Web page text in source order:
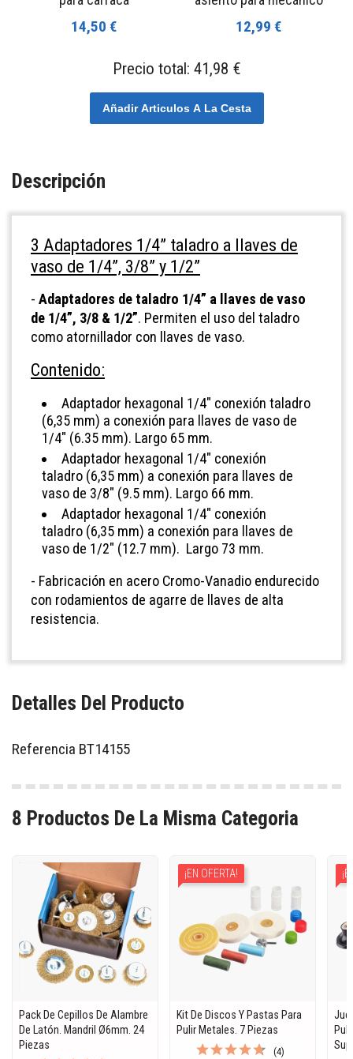
14,50 € 12,99 €
Precio total: 41,98 €
Añadir Articulos A La Cesta
Descripción
3 Adaptadores 1/4” taladro a llaves de
vaso de 1/4”, 3/8” y 1/2”
- Adaptadores de taladro 1/4” a llaves de vaso
de 1/4”, 3/8 & 1/2”. Permiten el uso del taladro
como atornillador con llaves de vaso.
Contenido:
Adaptador hexagonal 1/4" conexión taladro
(6,35 mm) a conexión para llaves de vaso de
1/4" (6.35 mm). Largo 65 mm.
Adaptador hexagonal 1/4" conexión
taladro (6,35 mm) a conexión para llaves de
vaso de 3/8" (9.5 mm). Largo 66 mm.
Adaptador hexagonal 1/4" conexión
taladro (6,35 mm) a conexión para llaves de
vaso de 1/2" (12.7 mm). Largo 73 mm.
- Fabricación en acero Cromo-Vanadio endurecido
con rodamientos de agarre de llaves de alta
resistencia.
Detalles Del Producto
Referencia BT14155
8 Productos De La Misma Categoria
Pack De Cepillos De Alambre
De Latón. Mandril Ø6mm. 24
Piezas
Kit De Discos Y Pastas Para
Pulir Metales. 7 Piezas
(4)
¡EN OFERTA!